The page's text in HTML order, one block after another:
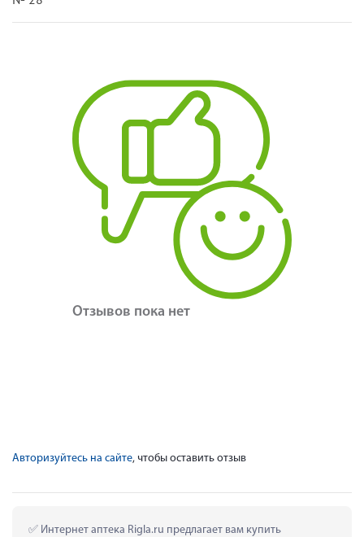
Отзывов пока нет
Авторизуйтесь на сайте, чтобы оставить отзыв
Интернет аптека Rigla.ru предлагает вам купить